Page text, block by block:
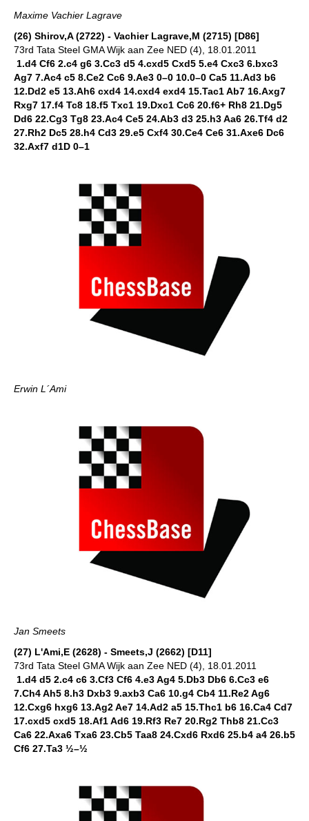
Maxime Vachier Lagrave
(26) Shirov,A (2722) - Vachier Lagrave,M (2715) [D86]
73rd Tata Steel GMA Wijk aan Zee NED (4), 18.01.2011
1.d4 Cf6 2.c4 g6 3.Cc3 d5 4.cxd5 Cxd5 5.e4 Cxc3 6.bxc3
Ag7 7.Ac4 c5 8.Ce2 Cc6 9.Ae3 0–0 10.0–0 Ca5 11.Ad3 b6
12.Dd2 e5 13.Ah6 cxd4 14.cxd4 exd4 15.Tac1 Ab7 16.Axg7
Rxg7 17.f4 Tc8 18.f5 Txc1 19.Dxc1 Cc6 20.f6+ Rh8 21.Dg5
Dd6 22.Cg3 Tg8 23.Ac4 Ce5 24.Ab3 d3 25.h3 Aa6 26.Tf4 d2
27.Rh2 Dc5 28.h4 Cd3 29.e5 Cxf4 30.Ce4 Ce6 31.Axe6 Dc6
32.Axf7 d1D 0–1
Erwin L´Ami
Jan Smeets
(27) L'Ami,E (2628) - Smeets,J (2662) [D11]
73rd Tata Steel GMA Wijk aan Zee NED (4), 18.01.2011
1.d4 d5 2.c4 c6 3.Cf3 Cf6 4.e3 Ag4 5.Db3 Db6 6.Cc3 e6
7.Ch4 Ah5 8.h3 Dxb3 9.axb3 Ca6 10.g4 Cb4 11.Re2 Ag6
12.Cxg6 hxg6 13.Ag2 Ae7 14.Ad2 a5 15.Thc1 b6 16.Ca4 Cd7
17.cxd5 cxd5 18.Af1 Ad6 19.Rf3 Re7 20.Rg2 Thb8 21.Cc3
Ca6 22.Axa6 Txa6 23.Cb5 Taa8 24.Cxd6 Rxd6 25.b4 a4 26.b5
Cf6 27.Ta3 ½–½